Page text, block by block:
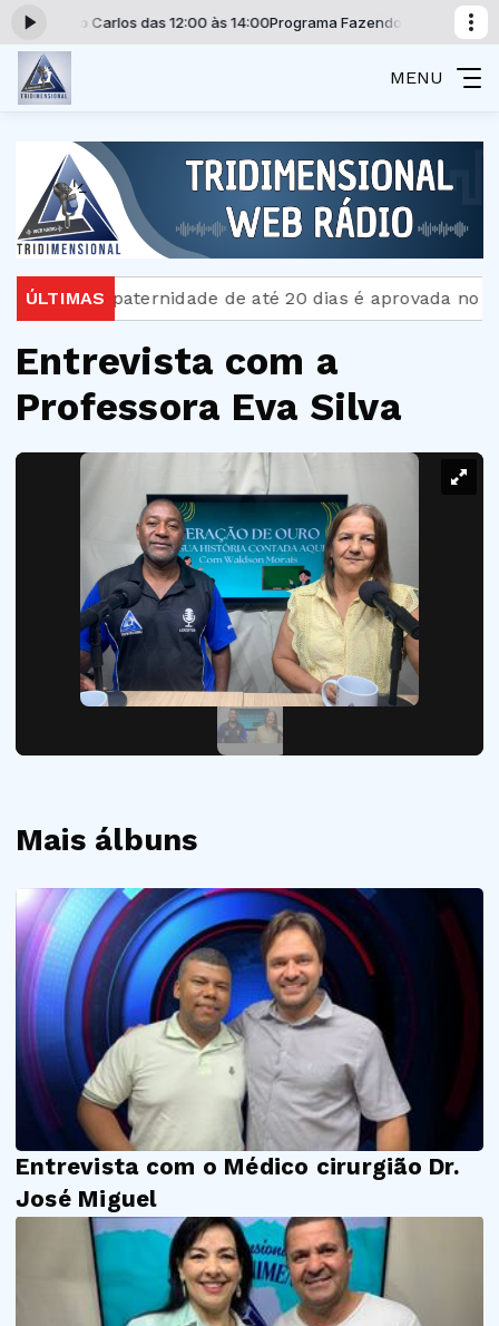
Antônio Carlos das 12:00 às 14:00Programa Fazendo Discípulos com
MENU
ÚLTIMASpaternidade de até 20 dias é aprovada no
Entrevista com a
Professora Eva Silva
Mais álbuns
Entrevista com o Médico cirurgião Dr.
José Miguel